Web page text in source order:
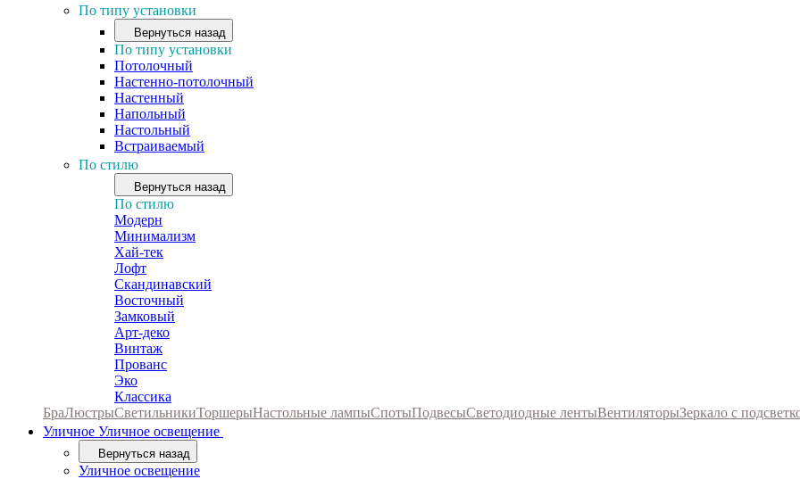
По типу установки
Вернуться назад
По типу установки
Потолочный
Настенно-потолочный
Настенный
Напольный
Настольный
Встраиваемый
По стилю
Вернуться назад
По стилю
Модерн
Минимализм
Хай-тек
Лофт
Скандинавский
Восточный
Замковый
Арт-деко
Винтаж
Прованс
Эко
Классика
БраЛюстрыСветильникиТоршерыНастольные лампыСпотыПодвесыСветодиодные лентыВентиляторыЗеркало с
Уличное Уличное освещение
Вернуться назад
Уличное освещение